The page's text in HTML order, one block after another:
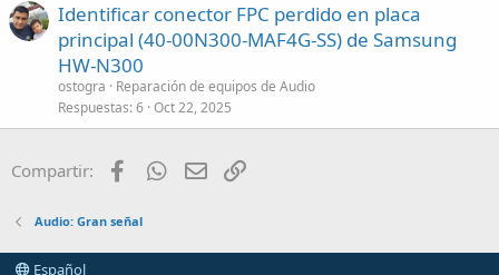
Identificar conector FPC perdido en placa
principal (40-00N300-MAF4G-SS) de Samsung
HW-N300
ostogra
Reparación de equipos de Audio
Respuestas 6 Oct 22, 2025
Compartir: FacebookWhatsApp
Email
Audio: Gran señal
Español